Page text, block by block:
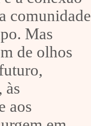
comunidade
Mas
de olhos
às
aos